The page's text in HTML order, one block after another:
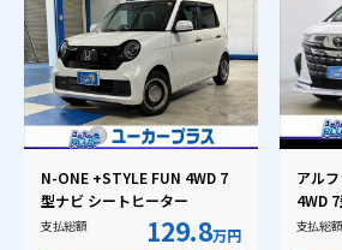
N-ONE +STYLE FUN 4WD 7
型ナビ シートヒーター
支払総額 129.8万円
アル
4WD
支払総額